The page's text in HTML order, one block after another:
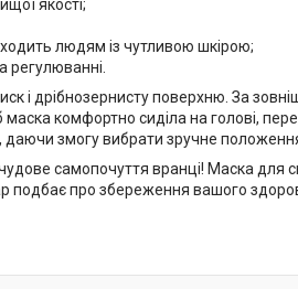
якості;
людям із чутливою шкірою;
регулюванні.
і дрібнозернисту поверхню. За
комфортно сиділа на голові,
змогу вибрати зручне положення
самопочуття вранці! Маска
подбає про збереження вашого